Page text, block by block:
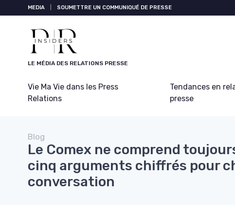
MEDIA SOUMETTRE UN COMMUNIQUÉ DE PRESSE
LE MÉDIA DES RELATIONS PRESSE
Vie Ma Vie dans les Press
Relations
Tendances en
presse
Blog
Le Comex ne comprend
cinq arguments chiffrés pour
conversation
Panneau de gestion des cookies